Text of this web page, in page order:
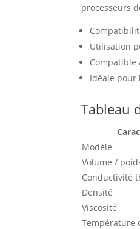
processeurs
Utilisation
Compatible
Idéale pour
Tableau
Modèle
Volume /
Conductivité
Densité
Viscosité
Température